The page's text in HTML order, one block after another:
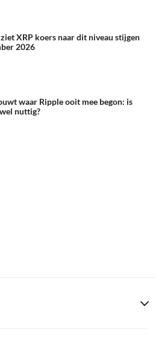
XRP koers naar dit niveau stijgen
2026
waar Ripple ooit mee begon: is
nuttig?